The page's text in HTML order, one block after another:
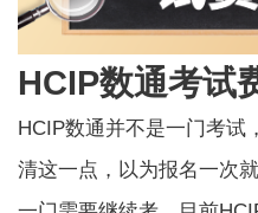
HCIP数通考试
HCIP数通并不是一门考试
清这一点，以为报名一次